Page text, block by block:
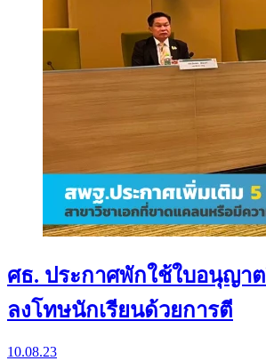
ศธ. ประกาศพักใช้ใบอนุญา
ลงโทษนักเรียนด้วยการตี
10.08.23